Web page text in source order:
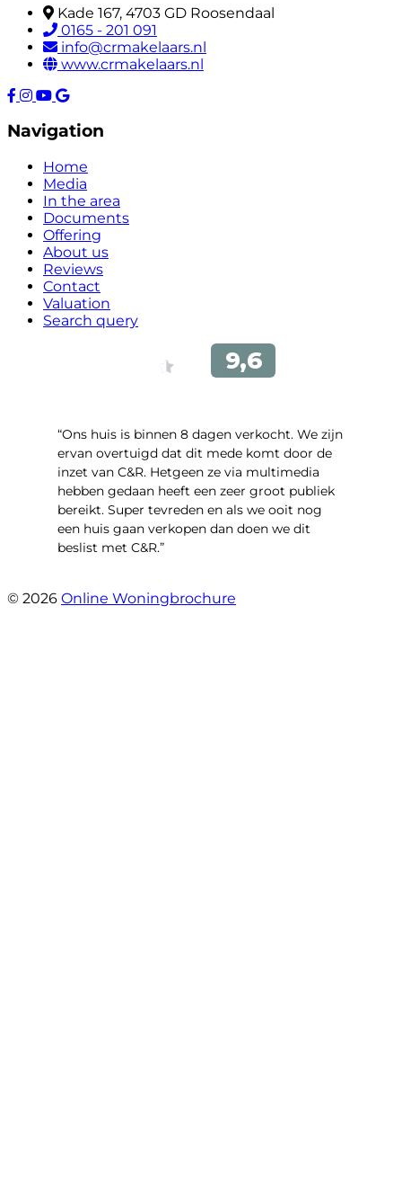
Kade 167, 4703 GD Roosendaal
0165 - 201 091
info@crmakelaars.nl
www.crmakelaars.nl
Navigation
Home
Media
In the area
Documents
Offering
About us
Reviews
Contact
Valuation
Search query
“Ons huis is binnen 8 dagen verkocht. We zijn
ervan overtuigd dat dit mede komt door de
inzet van C&R. Hetgeen ze via multimedia
hebben gedaan heeft een zeer groot publiek
bereikt. Super tevreden en als we ooit nog
een huis gaan verkopen dan doen we dit
beslist met C&R.”
© 2026 Online Woningbrochure